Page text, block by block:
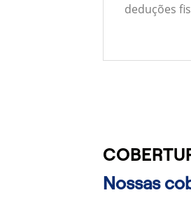
deduções
Nossas